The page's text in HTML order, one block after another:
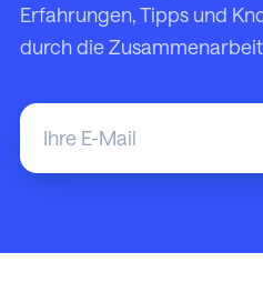
Erfahrungen, Tipps und
durch die